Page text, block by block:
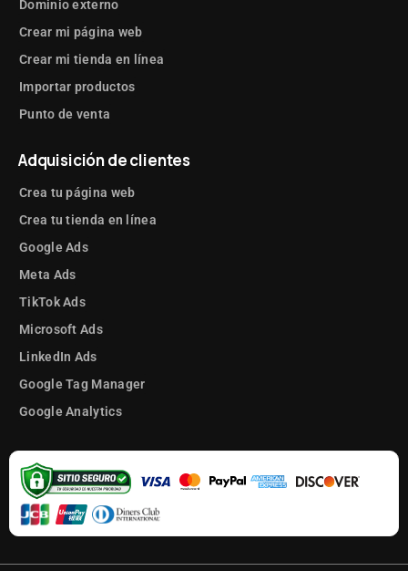
Dominio externo
Crear mi página web
Crear mi tienda en línea
Importar productos
Punto de venta
Adquisición de clientes
Crea tu página web
Crea tu tienda en línea
Google Ads
Meta Ads
TikTok Ads
Microsoft Ads
LinkedIn Ads
Google Tag Manager
Google Analytics